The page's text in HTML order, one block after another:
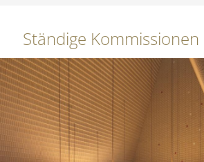
Ständige Kommissionen